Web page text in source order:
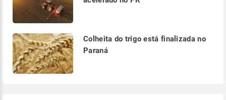
Colheita do trigo está finalizada no
Paraná